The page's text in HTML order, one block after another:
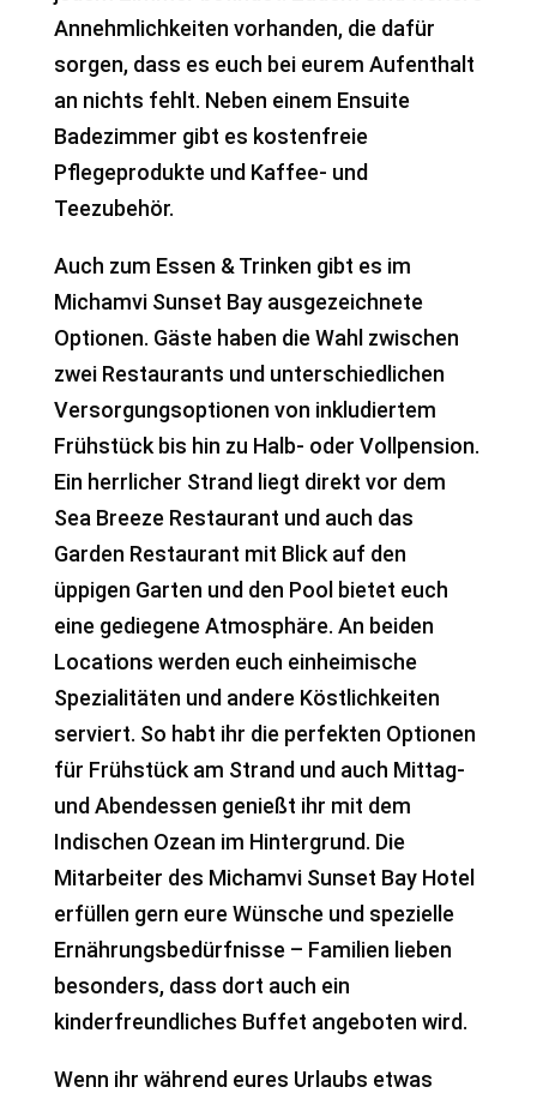
Annehmlichkeiten vorhanden, die dafür
sorgen, dass es euch bei eurem Aufenthalt
an nichts fehlt. Neben einem Ensuite
Badezimmer gibt es kostenfreie
Pflegeprodukte und Kaffee- und
Teezubehör.
Auch zum Essen & Trinken gibt es im
Michamvi Sunset Bay ausgezeichnete
Optionen. Gäste haben die Wahl zwischen
zwei Restaurants und unterschiedlichen
Versorgungsoptionen von inkludiertem
Frühstück bis hin zu Halb- oder Vollpension.
Ein herrlicher Strand liegt direkt vor dem
Sea Breeze Restaurant und auch das
Garden Restaurant mit Blick auf den
üppigen Garten und den Pool bietet euch
eine gediegene Atmosphäre. An beiden
Locations werden euch einheimische
Spezialitäten und andere Köstlichkeiten
serviert. So habt ihr die perfekten Optionen
für Frühstück am Strand und auch Mittag-
und Abendessen genießt ihr mit dem
Indischen Ozean im Hintergrund. Die
Mitarbeiter des Michamvi Sunset Bay Hotel
erfüllen gern eure Wünsche und spezielle
Ernährungsbedürfnisse – Familien lieben
besonders, dass dort auch ein
kinderfreundliches Buffet angeboten wird.
Wenn ihr während eures Urlaubs etwas